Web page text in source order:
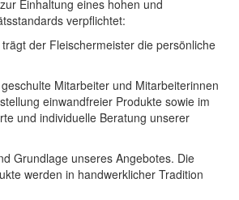
Einhaltung eines hohen und
verpflichtet:
der Fleischermeister die persönliche
Mitarbeiter und Mitarbeiterinnen
einwandfreier Produkte sowie im
und individuelle Beratung unserer
Grundlage unseres Angebotes. Die
werden in handwerklicher Tradition